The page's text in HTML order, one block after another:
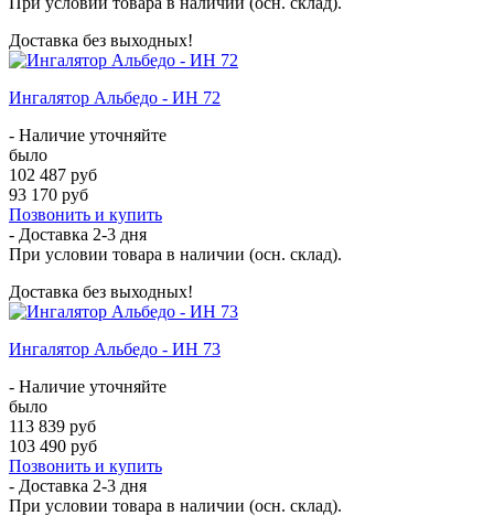
Доставка без выходных!
Ингалятор Альбедо - ИН 72
- Наличие уточняйте
было
102 487 руб
93 170 руб
Позвонить и купить
- Доставка 2-3 дня
При условии товара в наличии (осн. склад).
Доставка без выходных!
Ингалятор Альбедо - ИН 73
- Наличие уточняйте
было
113 839 руб
103 490 руб
Позвонить и купить
- Доставка 2-3 дня
При условии товара в наличии (осн. склад).